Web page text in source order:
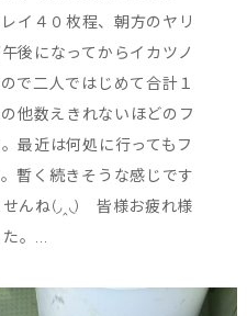
イ４０枚程、朝方のヤリ
後になってからイカツノ
で二人ではじめて合計１
他数えきれないほどのフ
最近は何処に行ってもフ
暫く続きそうな感じです
んね(◞‸◟) 皆様お疲れ様
。...